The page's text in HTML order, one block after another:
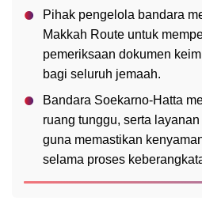
Pihak pengelola bandara
Makkah Route untuk
pemeriksaan dokumen
bagi seluruh jemaah.
Bandara Soekarno-Hatta
ruang tunggu, serta
guna memastikan
selama proses